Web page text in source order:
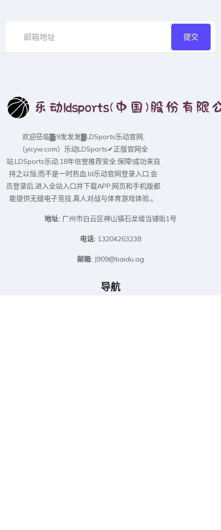
提交
欢迎莅临▓j9发发发▓LDSports乐动官网,
（yicyw.com）乐动LDSports✔正版官网全
站,LDSports乐动,18年信誉推荐安全.保障!成功来自
持之以恒,而不是一时热血.ld乐动官网登录入口,会
员登录后,进入全站入口并下载APP,网页和手机版都
能提供无缝电子竞技,真人对战与体育游戏体验,。
地址: 广州市白云区神山镇石龙墟当铺街1号
电话: 13204263238
邮箱: J909@baidu.ag
导航